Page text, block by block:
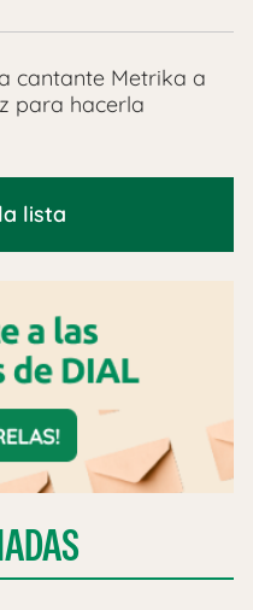
cantante Metrika a
para hacerla
lista